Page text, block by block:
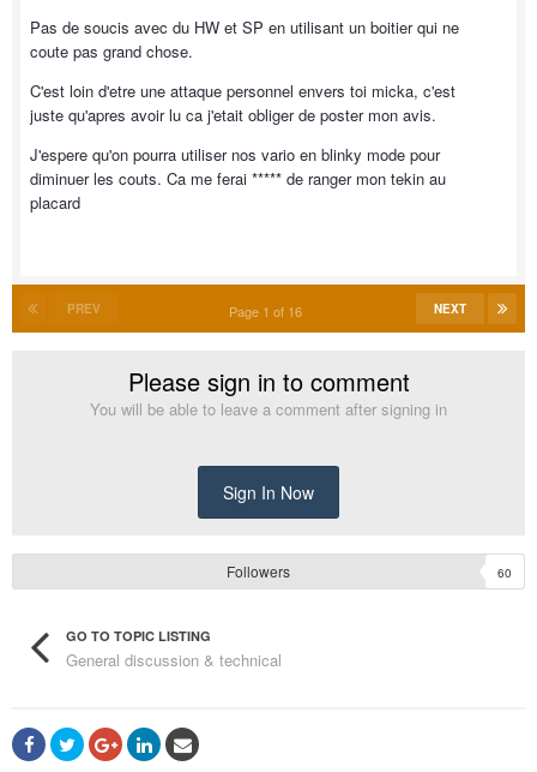
Pas de soucis avec du HW et SP en utilisant un boitier qui ne
coute pas grand chose.
C'est loin d'etre une attaque personnel envers toi micka, c'est
juste qu'apres avoir lu ca j'etait obliger de poster mon avis.
J'espere qu'on pourra utiliser nos vario en blinky mode pour
diminuer les couts. Ca me ferai ***** de ranger mon tekin au
placard
PREV NEXT
Page 1 of 16
Please sign in to comment
You will be able to leave a comment after signing in
Sign In Now
Followers 60
GO TO TOPIC LISTING
General discussion & technical